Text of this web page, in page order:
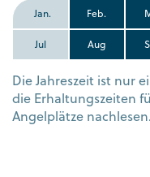
Jan. Feb.
Jul Aug
Die Jahreszeit ist nur
die Erhaltungszeiten
Angelplätze nachlesen.